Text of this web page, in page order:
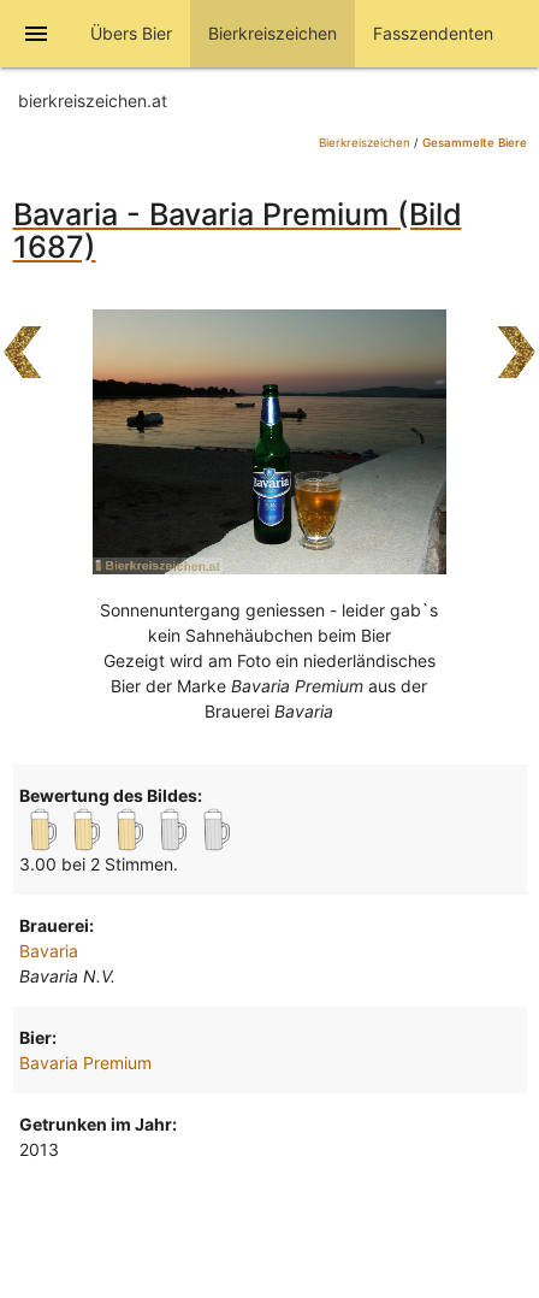
menu Übers Bier Bierkreiszeichen Fasszendenten
bierkreiszeichen.at
Bierkreiszeichen / Gesammelte Biere
Bavaria - Bavaria Premium (Bild
1687)
Sonnenuntergang geniessen - leider gab`s
kein Sahnehäubchen beim Bier
Gezeigt wird am Foto ein niederländisches
Bier der MarkeBavaria Premium aus der
BrauereiBavaria
Bewertung des Bildes:
3.00 bei 2 Stimmen.
Brauerei:
Bavaria
Bavaria N.V.
Bier:
Bavaria Premium
Getrunken im Jahr:
2013